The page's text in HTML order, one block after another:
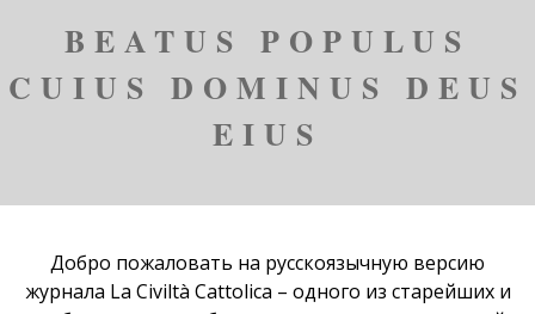
BEATUS POPULUS
CUIUS DOMINUS DEUS
EIUS
Добро пожаловать на русскоязычную версию
журнала La Civiltà Cattolica – одного из старейших и